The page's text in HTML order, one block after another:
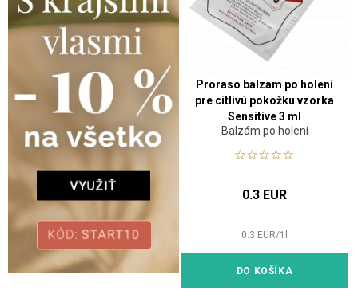
Proraso balzam po holení
pre citlivú pokožku vzorka
Sensitive 3 ml
Balzám po holení
0.3 EUR
0.3 EUR/1
DO KOŠÍKA